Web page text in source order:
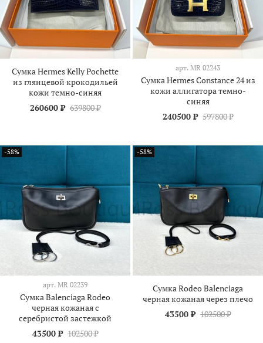
Сумка Hermes Kelly Pochette
из глянцевой крокодильей
кожи темно-синяя
260600 ₽ 639800 ₽
арт. МR 02243
Сумка Hermes Constance 24 из
кожи аллигатора темно-
синяя
240500 ₽ 597800 ₽
-58%
арт. MR 02239
Сумка Balenciaga Rodeo
черная кожаная с
серебристой застежкой
43500 ₽ 102500 ₽
-58%
Сумка Rodeo Balenciaga
черная кожаная через плечо
43500 ₽ 102500 ₽